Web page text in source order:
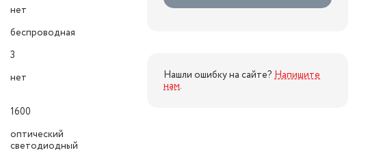
нет
беспроводная
3
нет
1600
оптический
светодиодный
Нашли ошибку на сайте? Напишите
нам.